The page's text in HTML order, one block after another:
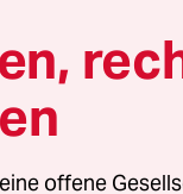
die
Wie aus
hervorgeht,
der
Gruppe der
Washington
offene